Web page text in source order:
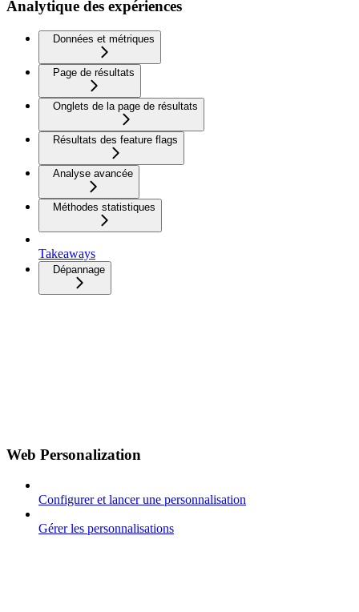
Analytique des expériences
Données et métriques
Page de résultats
Onglets de la page de résultats
Résultats des feature flags
Analyse avancée
Méthodes statistiques
Takeaways
Dépannage
Web Personalization
Configurer et lancer une personnalisation
Gérer les personnalisations